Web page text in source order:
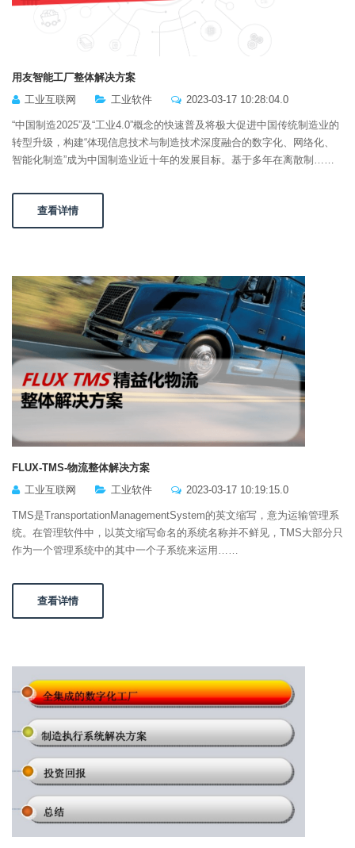
用友智能工厂整体解决方案
工业互联网
工业软件 2023-03-17 10:28:04.0
“中国制造2025”及“工业4.0”概念的快速普及将极大促进中国传统制造业的
转型升级，构建“体现信息技术与制造技术深度融合的数字化、网络化、
智能化制造”成为中国制造业近十年的发展目标。基于多年在离散制……
查看详情
FLUX-TMS-物流整体解决方案
工业互联网
工业软件 2023-03-17 10:19:15.0
TMS是TransportationManagementSystem的英文缩写，意为运输管理系
统。在管理软件中，以英文缩写命名的系统名称并不鲜见，TMS大部分只
作为一个管理系统中的其中一个子系统来运用……
查看详情